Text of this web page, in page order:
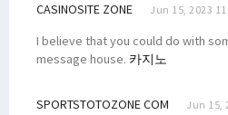
CASINOSITE ZONE Jun 15, 2023
I believe that you could do with
message house. 카지노
SPORTSTOTOZONE COM Jun 15,